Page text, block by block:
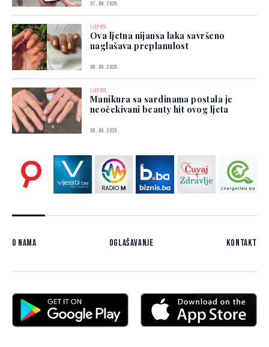
07. 08. 2026.
LJEPOTA
Ova ljetna nijansa laka savršeno
naglašava preplanulost
06. 08. 2026.
LJEPOTA
Manikura sa sardinama postala je
neočekivani beauty hit ovog ljeta
05. 08. 2026.
O nama Oglašavanje Kontakt